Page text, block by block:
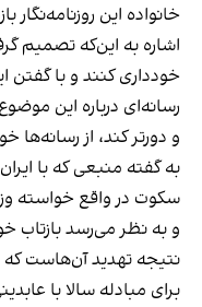
خانواده این
اشاره به این‌که تصمیم
خودداری کنند و با
رسانه‌ای درباره این
و دورتر کند، از
به گفته منبعی که با
سکوت در واقع خواسته
و به نظر می‌رسد بازتاب
نتیجه تهدید آن‌هاست که
برای مبادله سالا با